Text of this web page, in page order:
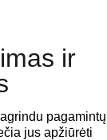
ir
pagamintų
jus apžiūrėti